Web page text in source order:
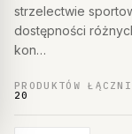
strzelectwie
dostępności
kon…
PRODUKTÓW
20